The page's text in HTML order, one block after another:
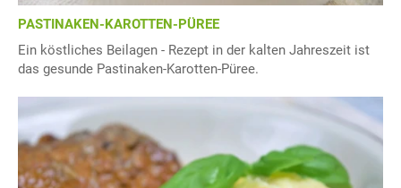
PASTINAKEN-KAROTTEN-PÜREE
Ein köstliches Beilagen - Rezept in der kalten Jahreszeit ist
das gesunde Pastinaken-Karotten-Püree.